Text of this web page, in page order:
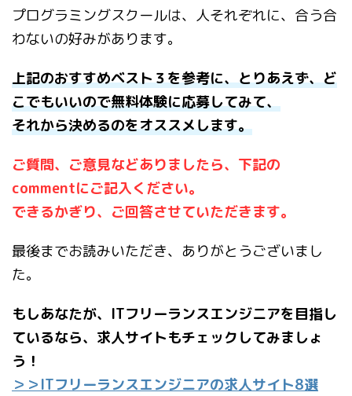
プログラミングスクールは、人それぞれに、合う合
わないの好みがあります。
上記のおすすめベスト３を参考に、とりあえず、ど
こでもいいので無料体験に応募してみて、
それから決めるのをオススメします。
ご質問、ご意見などありましたら、下記の
commentにご記入ください。
できるかぎり、ご回答させていただきます。
最後までお読みいただき、ありがとうございまし
た。
もしあなたが、ITフリーランスエンジニアを目指し
ているなら、求人サイトもチェックしてみましょ
う！
＞＞ITフリーランスエンジニアの求人サイト8選